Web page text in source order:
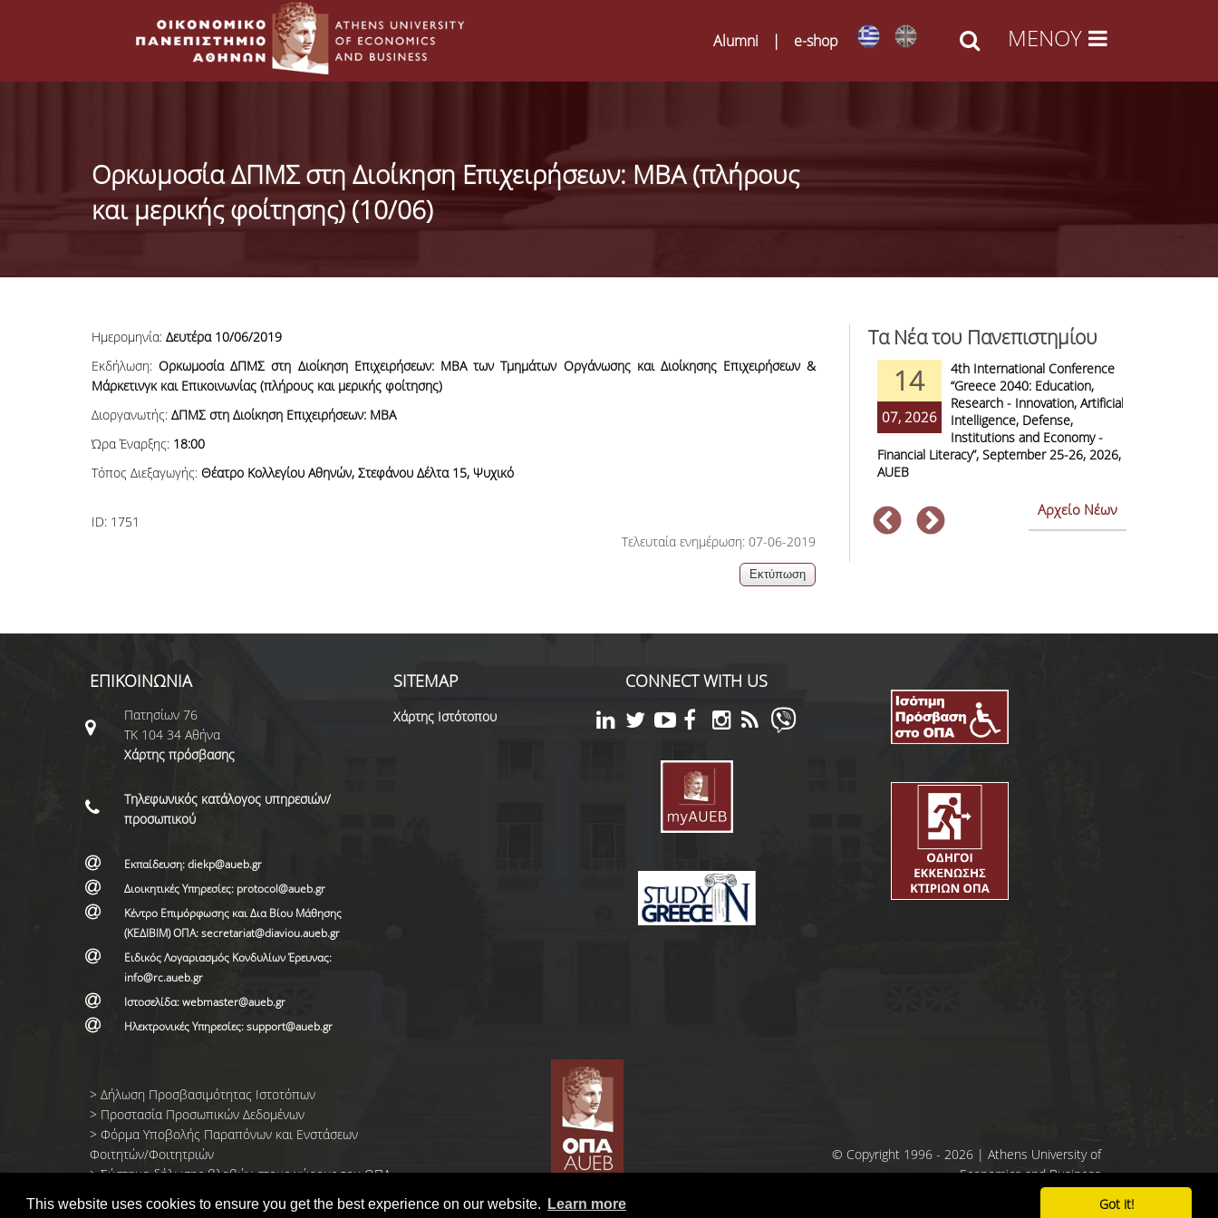
This website uses cookies to ensure you get the best experience on our website. Learn more Got it!
Alumni | e-shop
Ορκωμοσία ΔΠΜΣ στη Διοίκηση Επιχειρήσεων: MBA (πλήρους
και μερικής φοίτησης) (10/06)
Ημερομηνία: Δευτέρα 10/06/2019
Εκδήλωση:ΟρκωμοσίαΔΠΜΣ στη Διοίκηση Επιχειρήσεων: MBA τωνΤμημάτων Οργάνωσης και Διοίκησης Επιχειρήσεων &
Μάρκετινγκ και Επικοινωνίας (πλήρους και μερικής φοίτησης)
Διοργανωτής: ΔΠΜΣ στη Διοίκηση Επιχειρήσεων: MBA
Ώρα Έναρξης: 18:00
Τόπος Διεξαγωγής: Θέατρο Κολλεγίου Αθηνών, Στεφάνου Δέλτα 15, Ψυχικό
ID: 1751
Τελευταία ενημέρωση: 07-06-2019
Τα Νέα του Πανεπιστημίου
02
Digital Humanities and Arts -
14
07, 2026
4th International Conference
“Greece 2040: Education,
Research - Innovation, Artificial
Intelligence, Defense,
Institutions and Economy -
Financial Literacy”, September 25-26, 2026,
AUEB
Αρχείο Νέων
ΕΠΙΚΟΙΝΩΝΙΑ
Πατησίων 76
ΤΚ 104 34 Αθήνα
Χάρτης πρόσβασης
Τηλεφωνικός κατάλογος υπηρεσιών/
προσωπικού
Εκπαίδευση: diekp@aueb.gr
Διοικητικές Υπηρεσίες: protocol@aueb.gr
Κέντρο Επιμόρφωσης και Δια Βίου Μάθησης
(ΚΕΔΙΒΙΜ) ΟΠΑ: secretariat@diaviou.aueb.gr
Ειδικός Λογαριασμός Κονδυλίων Έρευνας:
info@rc.aueb.gr
Ιστοσελίδα: webmaster@aueb.gr
Ηλεκτρονικές Υπηρεσίες: support@aueb.gr
SITEMAP
Χάρτης Ιστότοπου
CONNECT WITH US
> Δήλωση Προσβασιμότητας Ιστοτόπων
> Προστασία Προσωπικών Δεδομένων
> Φόρμα Yποβολής Παραπόνων και Ενστάσεων
Φοιτητών/Φοιτητριών
>Σύστημα δήλωσης βλαβών στους χώρους του ΟΠΑ
© Copyright 1996 - 2026 | Athens University of
Economics and Business